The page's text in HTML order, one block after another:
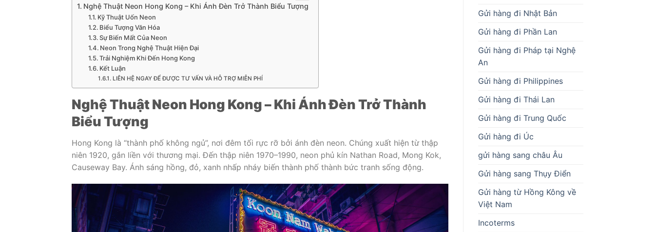
Nghệ Thuật Neon Hong Kong – Khi Ánh Đèn Trở Thành Biểu Tượng
Kỹ Thuật Uốn Neon
Biểu Tượng Văn Hóa
Sự Biến Mất Của Neon
Neon Trong Nghệ Thuật Hiện Đại
Trải Nghiệm Khi Đến Hong Kong
Kết Luận
LIÊN HỆ NGAY ĐỂ ĐƯỢC TƯ VẤN VÀ HỖ TRỢ MIỄN PHÍ
Nghệ Thuật Neon Hong Kong – Khi Ánh Đèn Trở Thành
Biểu Tượng
Hong Kong là “thành phố không ngủ”, nơi đêm tối rực rỡ bởi ánh đèn neon. Chúng xuất hiện từ thập
niên 1920, gắn liền với thương mại. Đến thập niên 1970–1990, neon phủ kín Nathan Road, Mong Kok,
Causeway Bay. Ánh sáng hồng, đỏ, xanh nhấp nháy biến thành phố thành bức tranh sống động.
Gửi hàng đi Nhật Bản
Gửi hàng đi Phần Lan
Gửi hàng đi Pháp tại Nghệ
An
Gửi hàng đi Philippines
Gửi hàng đi Thái Lan
Gửi hàng đi Trung Quốc
Gửi hàng đi Úc
gửi hàng sang châu Âu
Gửi hàng sang Thụy Điển
Gửi hàng từ Hồng Kông về
Việt Nam
Incoterms